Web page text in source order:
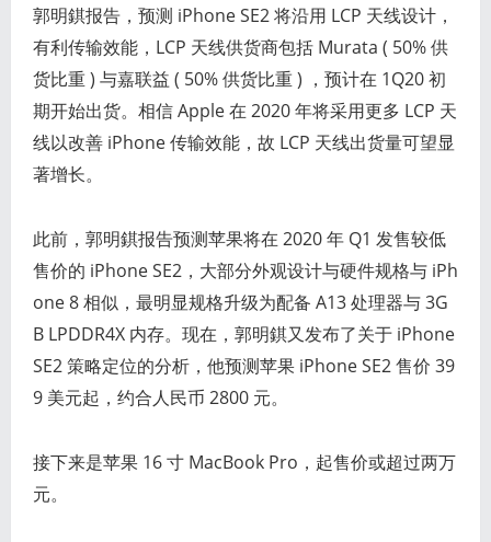
郭明錤报告，预测 iPhone SE2 将沿用 LCP 天线设计，
有利传输效能，LCP 天线供货商包括 Murata ( 50% 供
货比重 ) 与嘉联益 ( 50% 供货比重 ) ，预计在 1Q20 初
期开始出货。相信 Apple 在 2020 年将采用更多 LCP 天
线以改善 iPhone 传输效能，故 LCP 天线出货量可望显
著增长。
此前，郭明錤报告预测苹果将在 2020 年 Q1 发售较低
售价的 iPhone SE2，大部分外观设计与硬件规格与 iPh
one 8 相似，最明显规格升级为配备 A13 处理器与 3G
B LPDDR4X 内存。现在，郭明錤又发布了关于 iPhone
SE2 策略定位的分析，他预测苹果 iPhone SE2 售价 39
9 美元起，约合人民币 2800 元。
接下来是苹果 16 寸 MacBook Pro，起售价或超过两万
元。